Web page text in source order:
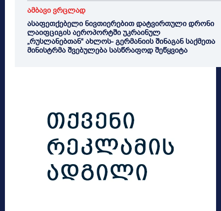
ამბავი ვრცლად
ასაფეთქებელი ნივთიერებით დატვირთული დრონი
ლაიფციგის აეროპორტში უკრაინულ
„რუსლანებთან“ ახლოს- გერმანიის შინაგან საქმეთა
მინისტრმა შვებულება სასწრაფოდ შეწყვიტა